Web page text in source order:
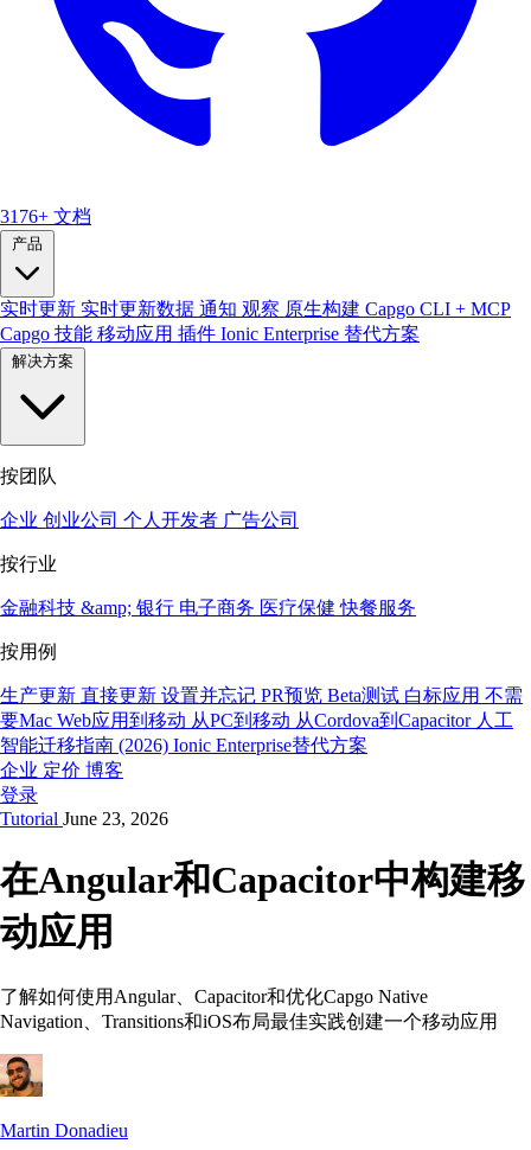
3176+ 文档
产品
实时更新 实时更新数据 通知 观察 原生构建 Capgo CLI + MCP
Capgo 技能 移动应用 插件 Ionic Enterprise 替代方案
解决方案
按团队
企业 创业公司 个人开发者 广告公司
按行业
金融科技 &amp; 银行 电子商务 医疗保健快餐服务
按用例
生产更新 直接更新 设置并忘记 PR预览 Beta测试 白标应用 不需
要Mac Web应用到移动 从PC到移动 从Cordova到Capacitor 人工
智能迁移指南 (2026) Ionic Enterprise替代方案
企业 定价 博客
登录
Tutorial June 23, 2026
在Angular和Capacitor中构建移
动应用
了解如何使用Angular、Capacitor和优化Capgo Native
Navigation、Transitions和iOS布局最佳实践创建一个移动应用
Martin Donadieu